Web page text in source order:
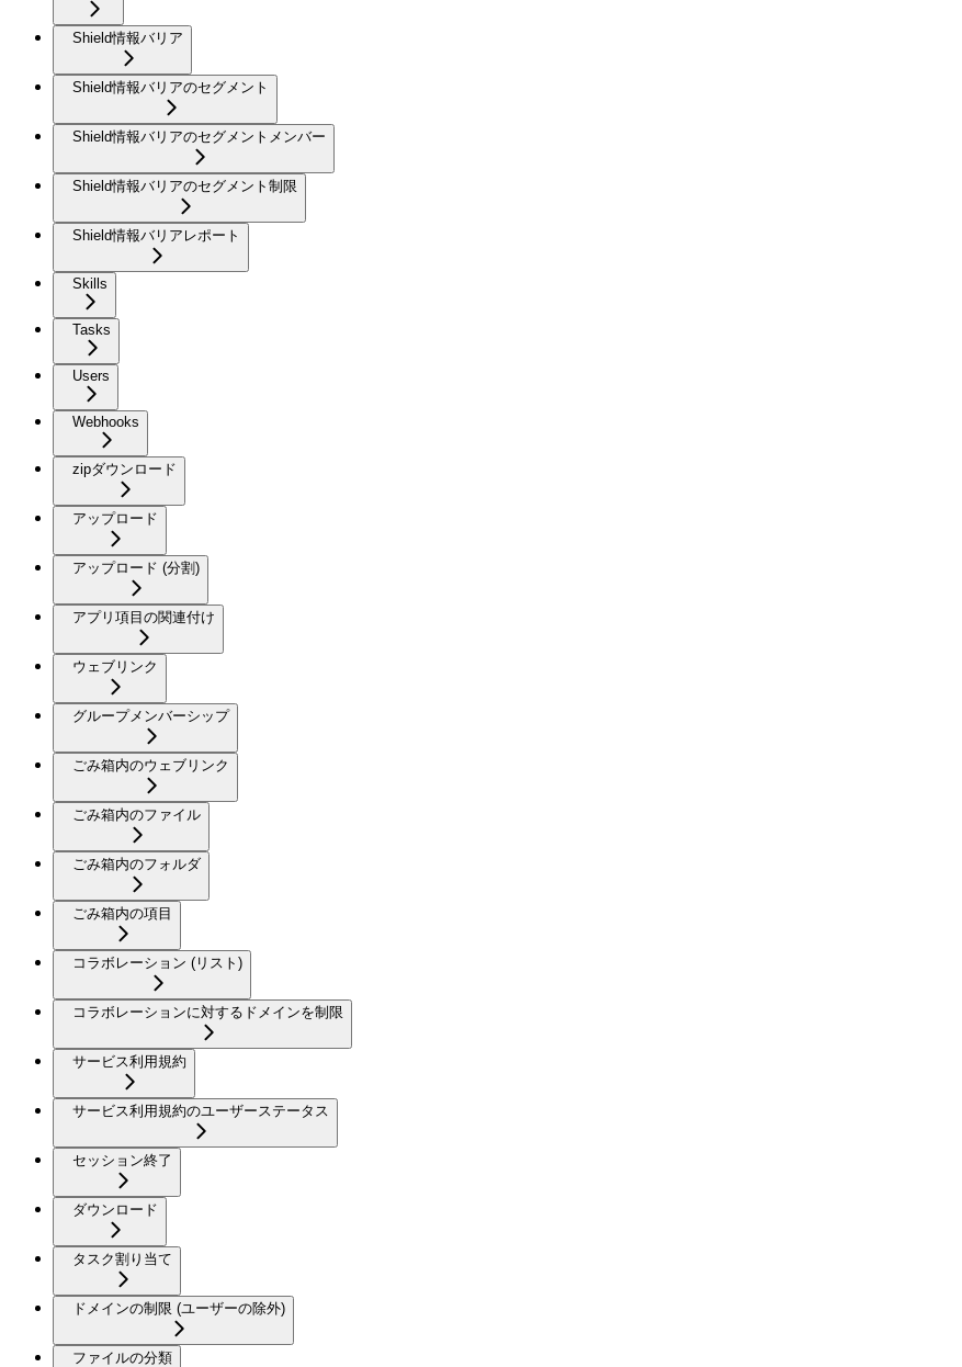
Shield情報バリア
Shield情報バリアのセグメント
Shield情報バリアのセグメントメンバー
Shield情報バリアのセグメント制限
Shield情報バリアレポート
Skills
Tasks
Users
Webhooks
zipダウンロード
アップロード
アップロード (分割)
アプリ項目の関連付け
ウェブリンク
グループメンバーシップ
ごみ箱内のウェブリンク
ごみ箱内のファイル
ごみ箱内のフォルダ
ごみ箱内の項目
コラボレーション (リスト)
コラボレーションに対するドメインを制限
サービス利用規約
サービス利用規約のユーザーステータス
セッション終了
ダウンロード
タスク割り当て
ドメインの制限 (ユーザーの除外)
ファイルの分類